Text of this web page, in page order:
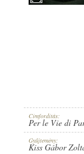
Címfordítás:
Per le Vie di
Gyűjtemény:
Kiss Gábor